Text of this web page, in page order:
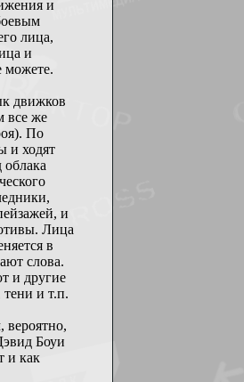
и
лица,
и
можете.
движков
все же
По
и ходят
и
Лица
в
слова.
и другие
и т.п.
вероятно,
Боуи
и как